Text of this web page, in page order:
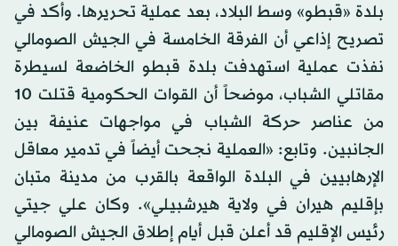
بلدة «قبطو» وسط البلاد، بعد عملية تحريرها. وأكد في
تصريح إذاعي أن الفرقة الخامسة في الجيش الصومالي
نفذت عملية استهدفت بلدة قبطو الخاضعة لسيطرة
مقاتلي الشباب، موضحاً أن القوات الحكومية قتلت 10
من عناصر حركة الشباب في مواجهات عنيفة بين
الجانبين. وتابع: «العملية نجحت أيضاً في تدمير معاقل
الإرهابيين في البلدة الواقعة بالقرب من مدينة متبان
بإقليم هيران في ولاية هيرشبيلي». وكان علي جيتي
رئيس الإقليم قد أعلن قبل أيام إطلاق الجيش الصومالي